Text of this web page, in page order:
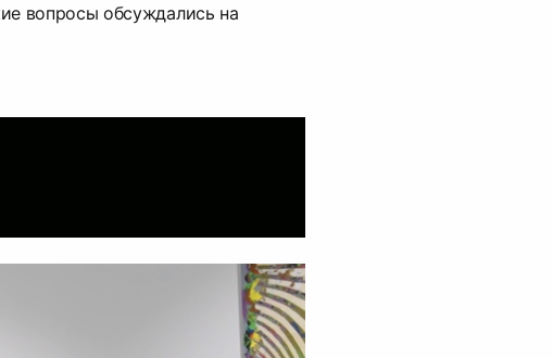
вопросы обсуждались на